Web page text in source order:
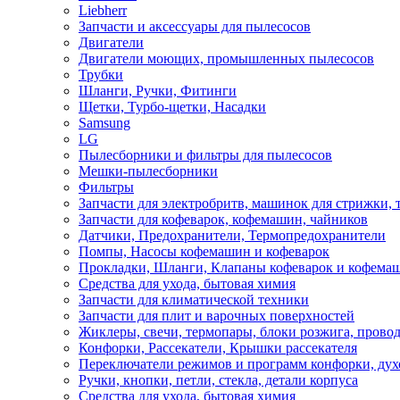
Liebherr
Запчасти и аксессуары для пылесосов
Двигатели
Двигатели моющих, промышленных пылесосов
Трубки
Шланги, Ручки, Фитинги
Щетки, Турбо-щетки, Насадки
Samsung
LG
Пылесборники и фильтры для пылесосов
Мешки-пылесборники
Фильтры
Запчасти для электробритв, машинок для стрижки,
Запчасти для кофеварок, кофемашин, чайников
Датчики, Предохранители, Термопредохранители
Помпы, Насосы кофемашин и кофеварок
Прокладки, Шланги, Клапаны кофеварок и
Средства для ухода, бытовая химия
Запчасти для климатической техники
Запчасти для плит и варочных поверхностей
Жиклеры, свечи, термопары, блоки розжига,
Конфорки, Рассекатели, Крышки рассекателя
Переключатели режимов и программ конфорки,
Ручки, кнопки, петли, стекла, детали корпуса
Средства для ухода, бытовая химия